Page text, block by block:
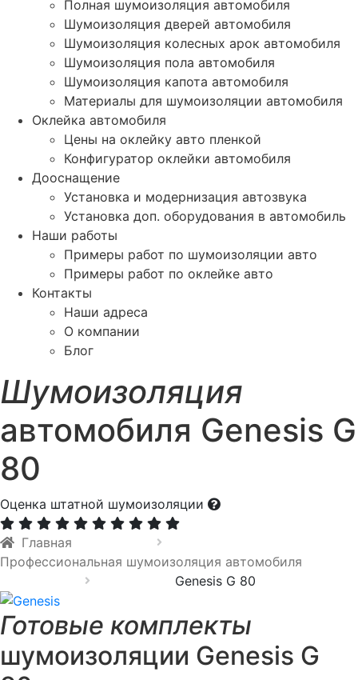
Полная шумоизоляция автомобиля
Шумоизоляция дверей автомобиля
Шумоизоляция колесных арок автомобиля
Шумоизоляция пола автомобиля
Шумоизоляция капота автомобиля
Материалы для шумоизоляции автомобиля
Оклейка автомобиля
Цены на оклейку авто пленкой
Конфигуратор оклейки автомобиля
Дооснащение
Установка и модернизация автозвука
Установка доп. оборудования в автомобиль
Наши работы
Примеры работ по шумоизоляции авто
Примеры работ по оклейке авто
Контакты
Наши адреса
О компании
Блог
Шумоизоляция
автомобиля Genesis G
80
Оценка штатной шумоизоляции
Главная
Профессиональная шумоизоляция автомобиля
Genesis G 80
Готовые комплекты
шумоизоляции Genesis G